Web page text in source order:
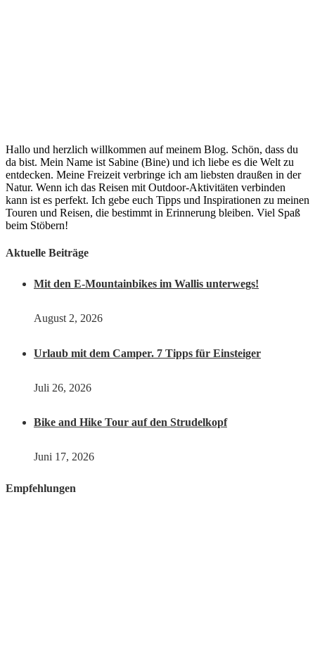
Hallo und herzlich willkommen auf meinem Blog. Schön, dass du
da bist. Mein Name ist Sabine (Bine) und ich liebe es die Welt zu
entdecken. Meine Freizeit verbringe ich am liebsten draußen in der
Natur. Wenn ich das Reisen mit Outdoor-Aktivitäten verbinden
kann ist es perfekt. Ich gebe euch Tipps und Inspirationen zu meinen
Touren und Reisen, die bestimmt in Erinnerung bleiben. Viel Spaß
beim Stöbern!
Aktuelle Beiträge
Mit den E-Mountainbikes im Wallis unterwegs!
August 2, 2026
Urlaub mit dem Camper. 7 Tipps für Einsteiger
Juli 26, 2026
Bike and Hike Tour auf den Strudelkopf
Juni 17, 2026
Empfehlungen